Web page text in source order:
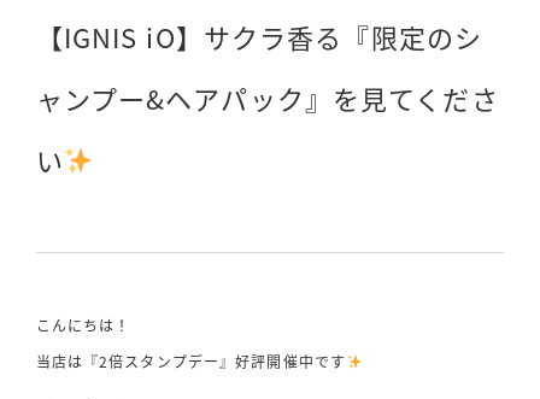
【IGNIS iO】サクラ香る『限定のシ
ャンプー&ヘアパック』を見てくださ
い
こんにちは！
当店は『2倍スタンプデー』好評開催中です